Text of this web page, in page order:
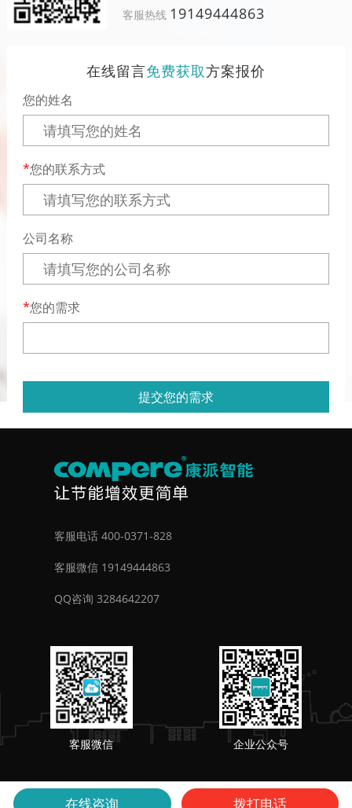
客服热线 19149444863
在线留言免费获取方案报价
您的姓名
您的联系方式
公司名称
您的需求
提交您的需求
客服电话 400-0371-828
客服微信 19149444863
QQ咨询 3284642207
客服微信 企业公众号
在线咨询 拨打电话